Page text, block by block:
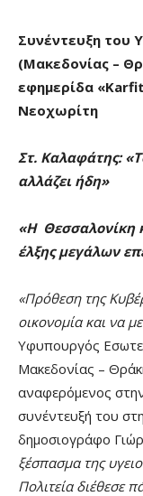
Συνέντευξη του
(Μακεδονίας –
εφημερίδα «
Νεοχωρίτη
Στ. Καλαφάτης:
αλλάζει ήδη»
«Η Θεσσαλονίκη
έλξης μεγάλων
«Πρόθεση της
οικονομία και να
Υφυπουργός
Μακεδονίας –
αναφερόμενος
συνέντευξή του
δημοσιογράφο
ξέσπασμα της
Πολιτεία διέθεσε